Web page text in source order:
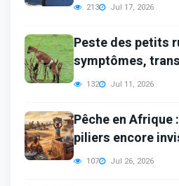
213 Jul 17, 2026
Peste des petits
symptômes,
132 Jul 11, 2026
Pêche en Afrique
piliers encore
107 Jul 26, 2026